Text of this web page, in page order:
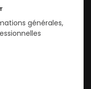
générales,